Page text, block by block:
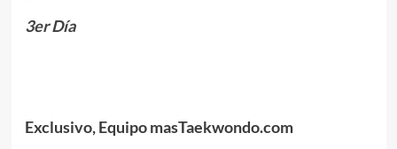
3er Día
Exclusivo, Equipo masTaekwondo.com